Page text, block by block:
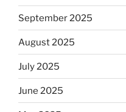
September 2025
August 2025
July 2025
June 2025